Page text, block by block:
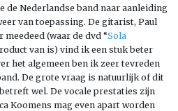
de Nederlandse band naar aanleiding
van toepassing. De gitarist, Paul
(waar de dvd “Sola
van is) vind ik een stuk beter
het algemeen ben ik zeer tevreden
De grote vraag is natuurlijk of dit
wel. De vocale prestaties zijn
Koomens mag even apart worden